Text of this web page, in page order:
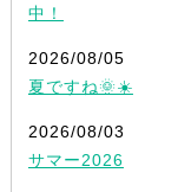
中！
2026/08/05
夏ですね🌞☀️
2026/08/03
サマー2026